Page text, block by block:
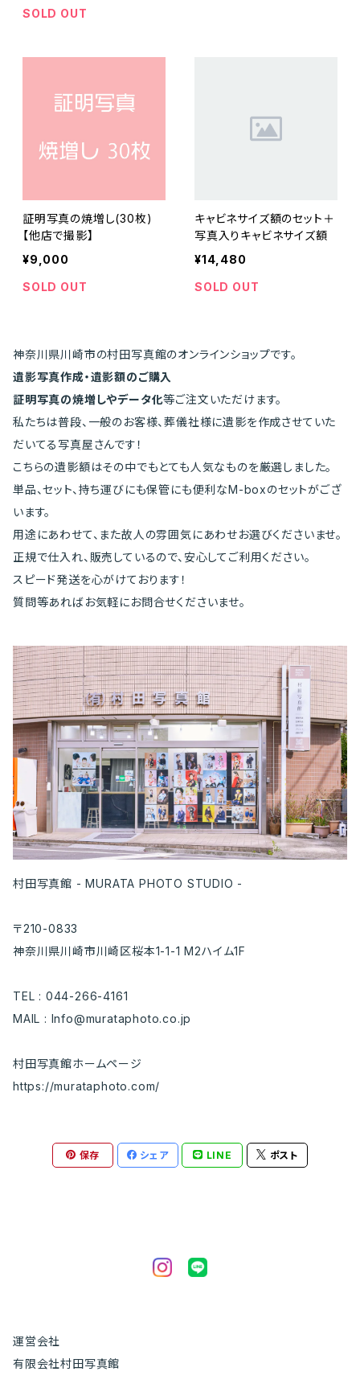
SOLD OUT
証明写真の焼増し(30枚)
【他店で撮影】
¥9,000
SOLD OUT
キャビネサイズ額のセット＋
写真入りキャビネサイズ額
¥14,480
SOLD OUT
神奈川県川崎市の村田写真館のオンラインショップです。
遺影写真作成・遺影額のご購入
証明写真の焼増しやデータ化等ご注文いただけます。
私たちは普段、一般のお客様、葬儀社様に遺影を作成させていた
だいてる写真屋さんです！
こちらの遺影額はその中でもとても人気なものを厳選しました。
単品、セット、持ち運びにも保管にも便利なM-boxのセットがござ
います。
用途にあわせて、また故人の雰囲気にあわせお選びくださいませ。
正規で仕入れ、販売しているので、安心してご利用ください。
スピード発送を心がけております！
質問等あればお気軽にお問合せくださいませ。
村田写真館 - MURATA PHOTO STUDIO -
〒210-0833
神奈川県川崎市川崎区桜本1-1-1 M2ハイム1F
TEL : 044-266-4161
MAIL : Info@murataphoto.co.jp
村田写真館ホームページ
https://murataphoto.com/
保存 シェア LINE ポスト
運営会社
有限会社村田写真館